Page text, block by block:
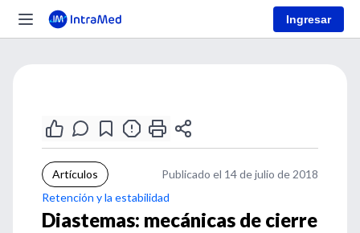
Ingresar
Artículos
Publicado el 14 de julio de 2018
Retención y la estabilidad
Diastemas: mecánicas de cierre